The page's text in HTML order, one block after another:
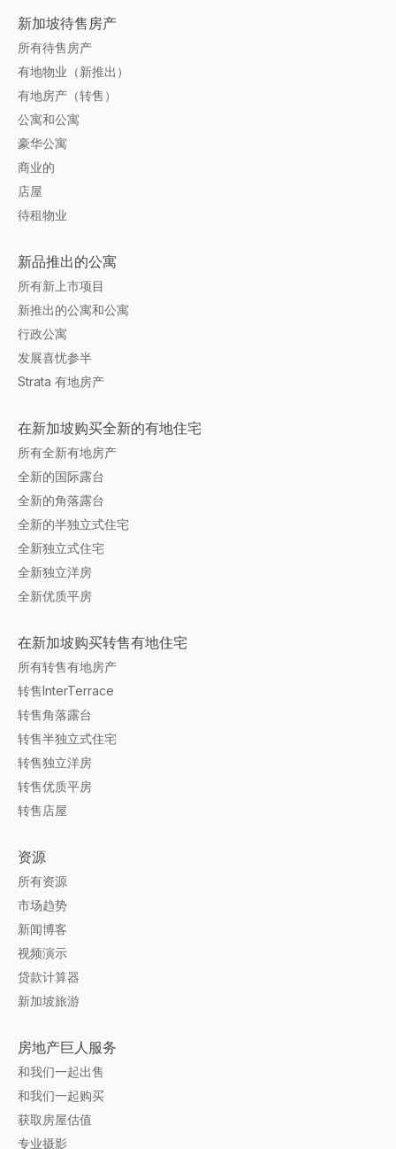
新加坡待售房产
所有待售房产
有地物业（新推出）
有地房产（转售）
公寓和公寓
豪华公寓
商业的
店屋
待租物业
新品推出的公寓
所有新上市项目
新推出的公寓和公寓
行政公寓
发展喜忧参半
Strata 有地房产
在新加坡购买全新的有地住宅
所有全新有地房产
全新的国际露台
全新的角落露台
全新的半独立式住宅
全新独立式住宅
全新独立洋房
全新优质平房
在新加坡购买转售有地住宅
所有转售有地房产
转售InterTerrace
转售角落露台
转售半独立式住宅
转售独立洋房
转售优质平房
转售店屋
资源
所有资源
市场趋势
新闻博客
视频演示
贷款计算器
新加坡旅游
房地产巨人服务
和我们一起出售
和我们一起购买
获取房屋估值
专业摄影